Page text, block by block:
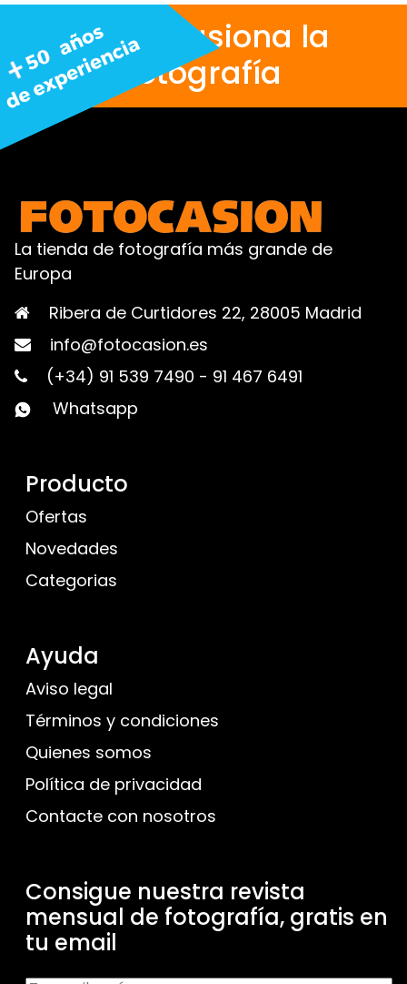
Nos apasiona la
fotografía
La tienda de fotografía más grande de
Europa
Ribera de Curtidores 22, 28005 Madrid
info@fotocasion.es
(+34) 91 539 7490 - 91 467 6491
Whatsapp
Producto
Ofertas
Novedades
Categorias
Ayuda
Aviso legal
Términos y condiciones
Quienes somos
Política de privacidad
Contacte con nosotros
Consigue nuestra revista
mensual de fotografía, gratis en
tu email